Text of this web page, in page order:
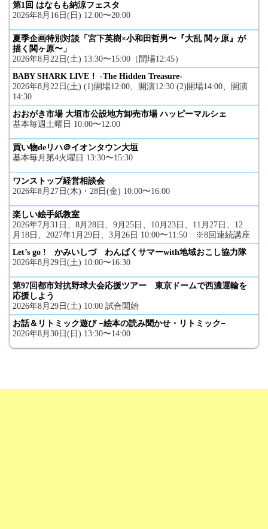
第1回 はなもも納涼フェスタ
2026年8月16日(日) 12:00〜20:00
夏季企画特別対談「宮下英樹×小和田哲男〜『大乱 関ヶ原』が
描く関ヶ原〜」
2026年8月22日(土) 13:30〜15:00（開場12:45）
BABY SHARK LIVE！ -The Hidden Treasure-
2026年8月22日(土) (1)開場12:00、開演12:30 (2)開場14:00、開演
14:30
おおがき市場 大垣市公設地方卸売市場 ハッピーマルシェ
基本毎週土曜日 10:00〜12:00
買い物deリハ＠イオンタウン大垣
基本毎月第4火曜日 13:30〜15:30
ワンストップ経営相談会
2026年8月27日(木)・28日(金) 10:00〜16:00
楽しい絵手紙教室
2026年7月31日、8月28日、9月25日、10月23日、11月27日、12
月18日、2027年1月29日、3月26日 10:00〜11:50 ※8回連続講座
Let’s go ! かみいしづ わんぱくサマーwith地域おこし協力隊
2026年8月29日(土) 10:00〜16:30
第97回都市対抗野球大会応援ツアー 東京ドームで西濃運輸を
応援しよう
2026年8月29日(土) 10:00 試合開始
お話＆リトミック遊び −絵本の読み聞かせ・リトミック−
2026年8月30日(日) 13:30〜14:00